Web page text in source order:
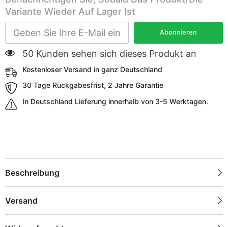
Variante Wieder Auf Lager Ist
Abonnieren
50 Kunden sehen sich dieses Produkt an
Kostenloser Versand in ganz Deutschland
30 Tage Rückgabesfrist, 2 Jahre Garantie
In Deutschland Lieferung innerhalb von 3-5 Werktagen.
Beschreibung
Versand